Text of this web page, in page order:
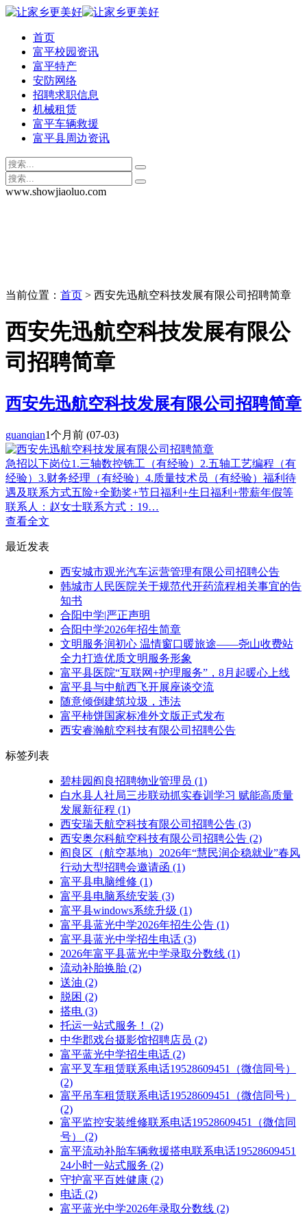
首页
富平校园资讯
富平特产
安防网络
招聘求职信息
机械租赁
富平车辆救援
富平县周边资讯
www.showjiaoluo.com
当前位置： 首页 > 西安先迅航空科技发展有限公司招聘简章
西安先迅航空科技发展有限公
司招聘简章
西安先迅航空科技发展有限公司招聘简章
guanqian1个月前 (07-03)
急招以下岗位1.三轴数控铣工（有经验）2.五轴工艺编程（有
经验）3.财务经理（有经验）4.质量技术员（有经验）福利待
遇及联系方式五险+全勤奖+节日福利+生日福利+带薪年假等
联系人：赵女士联系方式：19…
查看全文
最近发表
西安城市观光汽车运营管理有限公司招聘公告
韩城市人民医院关于规范代开药流程相关事宜的告
知书
合阳中学|严正声明
合阳中学2026年招生简章
文明服务润初心 温情窗口暖旅途——尧山收费站
全力打造优质文明服务形象
富平县医院“互联网+护理服务”，8月起暖心上线
富平县与中航西飞开展座谈交流
随意倾倒建筑垃圾，违法
富平柿饼国家标准外文版正式发布
西安睿瀚航空科技有限公司招聘公告
标签列表
碧桂园阎良招聘物业管理员 (1)
白水县人社局三步联动抓实春训学习 赋能高质量
发展新征程 (1)
西安瑞天航空科技有限公司招聘公告 (3)
西安奥尔科航空科技有限公司招聘公告 (2)
阎良区（航空基地）2026年“慧民润企稳就业”春风
行动大型招聘会邀请函 (1)
富平县电脑维修 (1)
富平县电脑系统安装 (3)
富平县windows系统升级 (1)
富平县蓝光中学2026年招生公告 (1)
富平县蓝光中学招生电话 (3)
2026年富平县蓝光中学录取分数线 (1)
流动补胎换胎 (2)
送油 (2)
脱困 (2)
搭电 (3)
托运一站式服务！
(2)
中华郡戏台摄影馆招聘店员 (2)
富平蓝光中学招生电话 (2)
富平叉车租赁联系电话19528609451（微信同号）
(2)
富平吊车租赁联系电话19528609451（微信同号）
(2)
富平监控安装维修联系电话19528609451（微信同
号）
(2)
富平流动补胎车辆救援搭电联系电话19528609451
24小时一站式服务 (2)
守护富平百姓健康 (2)
电话 (2)
富平蓝光中学2026年录取分数线 (2)